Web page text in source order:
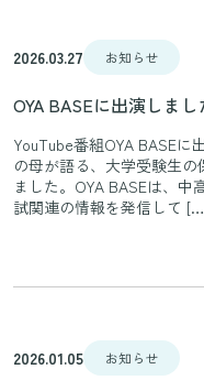
2026.03.27 お知らせ
OYA BASEに出演しまし
YouTube番組OYA BASEに
の母が語る、大学受験生
ました。OYA BASEは、
試関連の情報を発信して
2026.01.05 お知らせ